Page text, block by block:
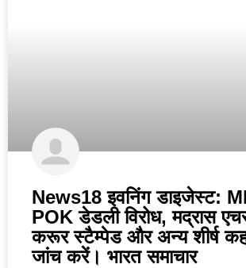
News18 इवनिंग डाइजेस्ट:
POK डेडली विरोध, मद्रास
करूर स्टैम्पेड और अन्य शीर्ष
जांच करें। भारत समाचार